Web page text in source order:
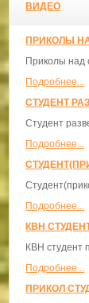
ВИДЕО
ПРИКОЛЫ
Приколы над
Подробнее...
СТУДЕНТ
Студент
Подробнее...
Подробнее...
КВН
КВН студент
Подробнее...
ПРИКОЛ